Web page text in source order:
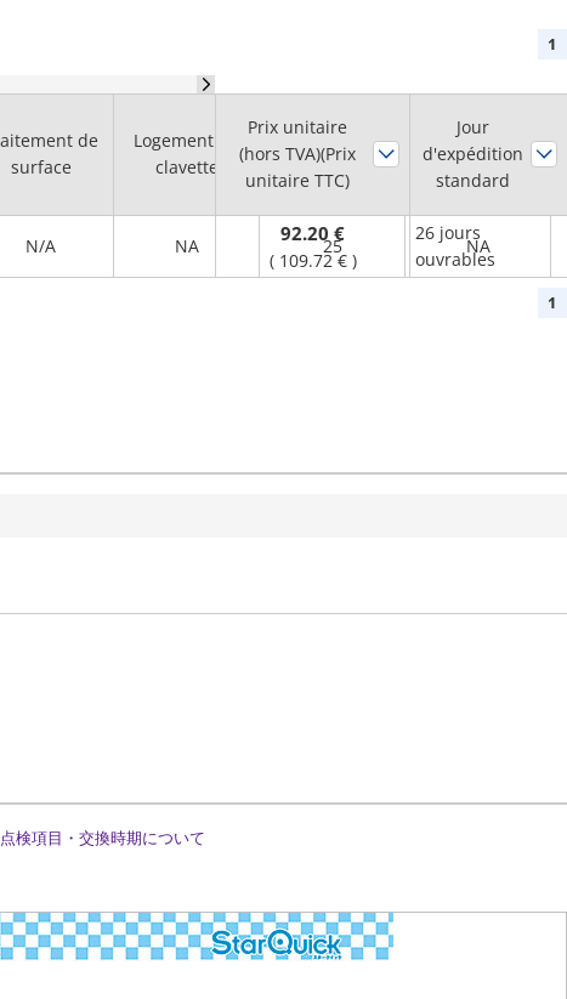
1
de
surface
Logement de
clavette
Diam. de trou
d'arbre H7
(mm)
Bride
N/A NA 25 NA
Prix unitaire
(hors TVA)(Prix
unitaire TTC)
Jour
d'expédition
standard
92.20 €
( 109.72 € )
26 jours
ouvrables
1
点検項目・交換時期について